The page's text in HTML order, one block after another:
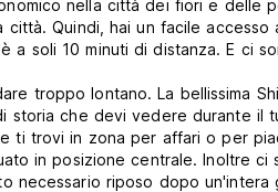
nella città dei fiori e delle
città. Quindi, hai un facile
a soli 10 minuti di distanza. E ci
troppo lontano. La bellissima
storia che devi vedere durante il
ti trovi in ​​zona per affari o per
in posizione centrale. Inoltre
necessario riposo dopo